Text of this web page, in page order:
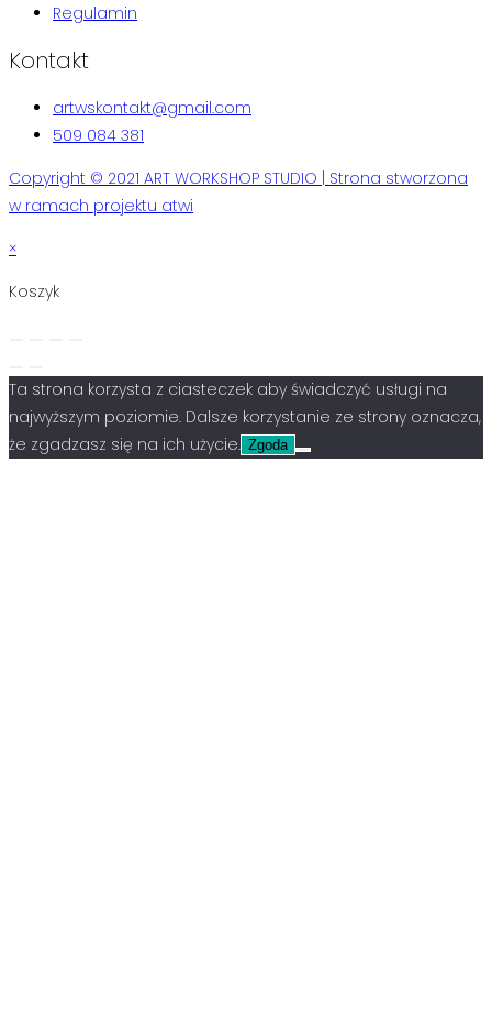
Regulamin
Kontakt
artwskontakt@gmail.com
509 084 381
Copyright © 2021 ART WORKSHOP STUDIO | Strona stworzona
w ramach projektu atwi
×
Koszyk
Ta strona korzysta z ciasteczek aby świadczyć usługi na
najwyższym poziomie. Dalsze korzystanie ze strony oznacza,
że zgadzasz się na ich użycie. Zgoda